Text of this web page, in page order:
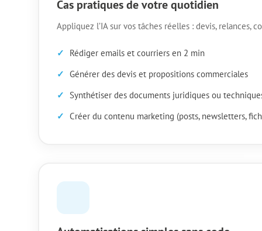
Cas pratiques de votre quotidien
Appliquez l’IA sur vos tâches réelles : devis, relances,
Rédiger emails et courriers en 2 min
Générer des devis et propositions commerciales
Synthétiser des documents juridiques ou
Créer du contenu marketing (posts, newsletters,